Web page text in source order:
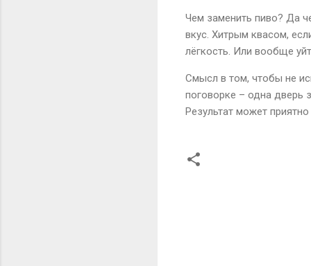
Чем заменить пиво? Да
вкус. Хитрым квасом,
лёгкость. Или вообще
Смысл в том, чтобы не
поговорке – одна дверь
Результат может приятно